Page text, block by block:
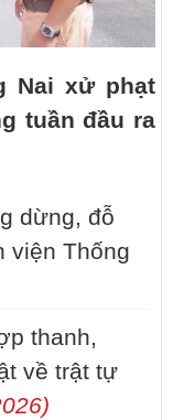
Nai xử phạt
tuần đầu ra
dừng, đỗ
viện Thống
thanh,
về trật tự